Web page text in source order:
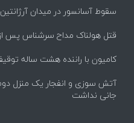
سقوط آسانسور در میدان آرژانتین تهران/ ۹ نفر
قتل هولناک مداح سرشناس پس
کامیون با راننده هشت ساله
آتش سوزی و انفجار یک منزل
جانی نداشت